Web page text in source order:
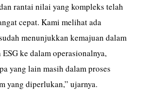
rantai nilai yang kompleks telah
cepat. Kami melihat ada
menunjukkan kemajuan dalam
ke dalam operasionalnya,
yang lain masih dalam proses
yang diperlukan,” ujarnya.